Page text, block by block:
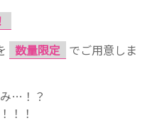
数量限定 でご用意しま
…！？
！！